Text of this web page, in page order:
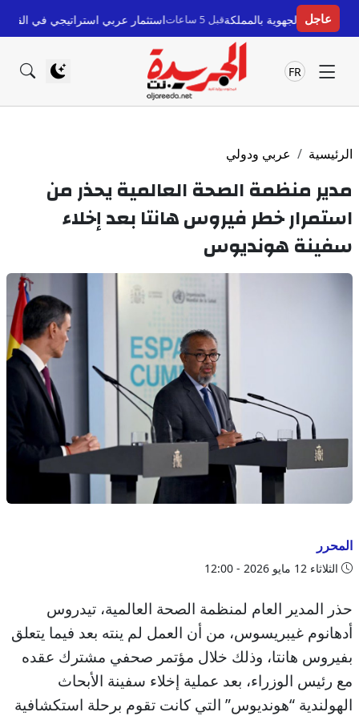
عاجلقبل 5 ساعات استثمار عربي استراتيجي في القطاع الصحي
FR
الرئيسية عربي ودولي
مدير منظمة الصحة العالمية يحذر من
استمرار خطر فيروس هانتا بعد إخلاء
سفينة هونديوس
المحرر
الثلاثاء 12 مايو 2026 - 12:00
حذر المدير العام لمنظمة الصحة العالمية، تيدروس
أدهانوم غيبريسوس، من أن العمل لم ينته بعد فيما يتعلق
بفيروس هانتا، وذلك خلال مؤتمر صحفي مشترك عقده
مع رئيس الوزراء، بعد عملية إخلاء سفينة الأبحاث
الهولندية “هونديوس” التي كانت تقوم برحلة استكشافية